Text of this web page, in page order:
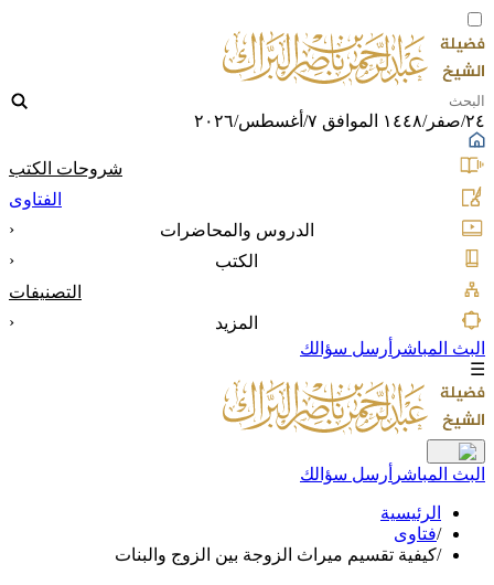
٢٤/صفر/١٤٤٨ الموافق ٧/أغسطس/٢٠٢٦
شروحات الكتب
الفتاوى
الدروس والمحاضرات
‹
الكتب
‹
التصنيفات
المزيد
‹
البث المباشر أرسل سؤالك
☰
البث المباشر أرسل سؤالك
الرئيسية
/فتاوى
/كيفية تقسيم ميراث الزوجة بين الزوج والبنات